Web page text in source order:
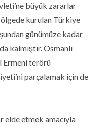
büyük zararlar
kurulan Türkiye
günümüze kadar
kalmıştır. Osmanlı
Ermeni terörü
parçalamak için de
elde etmek amacıyla